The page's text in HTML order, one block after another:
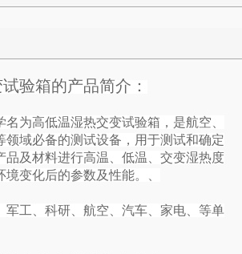
验箱的产品简介：
名为高低温湿热交变试验箱 ，是航空、
领域必备的测试设备，用于测试和确定
品及材料进行高温、低温、交变湿热度
变化后的参数及性能。、
军工、科研、航空、汽车、家电、等单